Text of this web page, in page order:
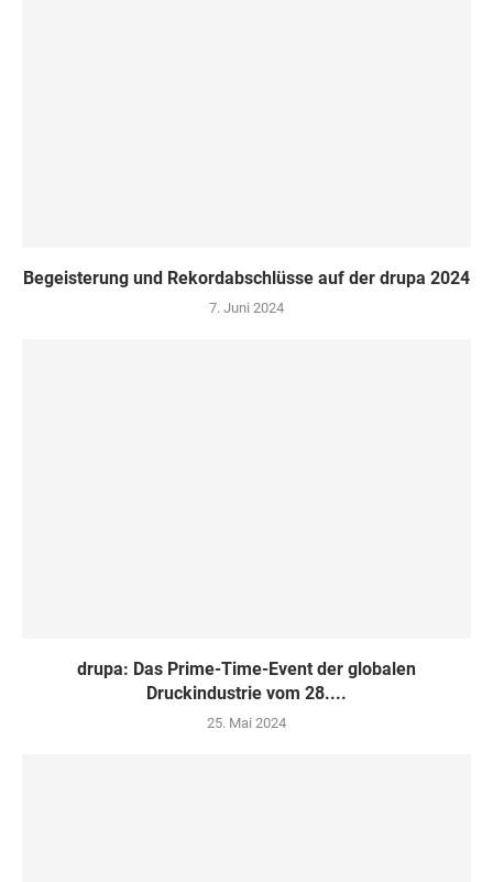
Begeisterung und Rekordabschlüsse auf der drupa 2024
7. Juni 2024
drupa: Das Prime-Time-Event der globalen
Druckindustrie vom 28....
25. Mai 2024